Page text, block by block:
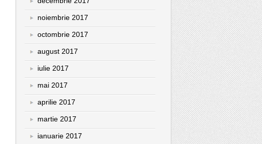
noiembrie 2017
octombrie 2017
august 2017
iulie 2017
mai 2017
aprilie 2017
martie 2017
ianuarie 2017